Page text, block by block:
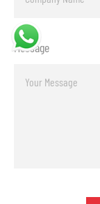
Message